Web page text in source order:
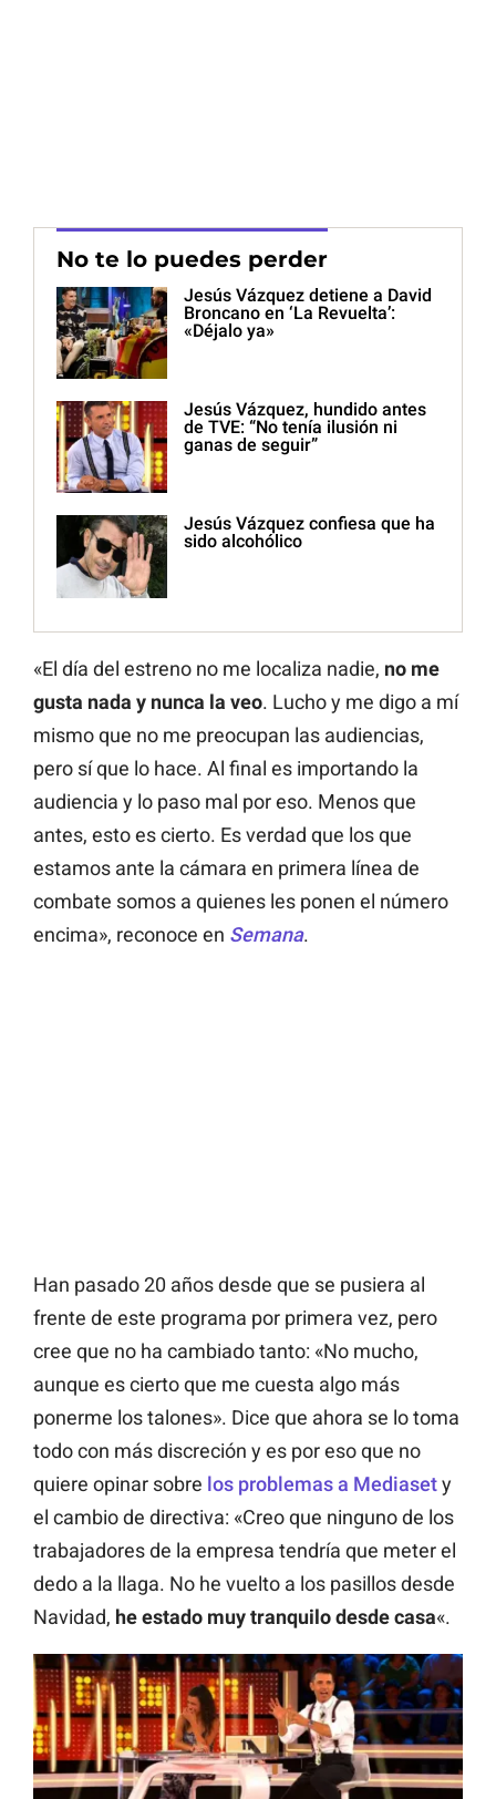
No te lo puedes perder
Jesús Vázquez detiene a David
Broncano en ‘La Revuelta’:
«Déjalo ya»
Jesús Vázquez, hundido antes
de TVE: “No tenía ilusión ni
ganas de seguir”
Jesús Vázquez confiesa que ha
sido alcohólico
«El día del estreno no me localiza nadie, no me
gusta nada y nunca la veo. Lucho y me digo a mí
mismo que no me preocupan las audiencias,
pero sí que lo hace. Al final es importando la
audiencia y lo paso mal por eso. Menos que
antes, esto es cierto. Es verdad que los que
estamos ante la cámara en primera línea de
combate somos a quienes les ponen el número
encima», reconoce en Semana.
Han pasado 20 años desde que se pusiera al
frente de este programa por primera vez, pero
cree que no ha cambiado tanto: «No mucho,
aunque es cierto que me cuesta algo más
ponerme los talones». Dice que ahora se lo toma
todo con más discreción y es por eso que no
quiere opinar sobre los problemas a Mediasety
el cambio de directiva: «Creo que ninguno de los
trabajadores de la empresa tendría que meter el
dedo a la llaga. No he vuelto a los pasillos desde
Navidad, he estado muy tranquilo desde casa«.